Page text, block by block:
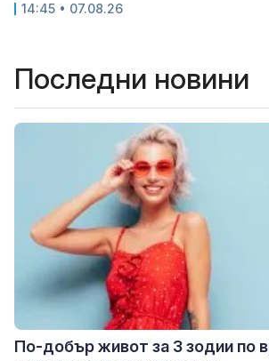
14:45 • 07.08.26
Последни новини
По-добър живот за 3 зодии по